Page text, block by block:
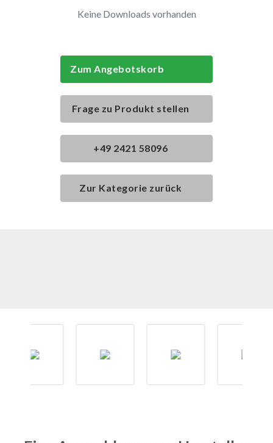
Keine Downloads vorhanden
Zum Angebotskorb
Frage zu Produkt stellen
+49 2421 58096
Zur Kategorie zurück